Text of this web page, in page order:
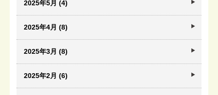
2025年5月 (4)
2025年4月 (8)
2025年3月 (8)
2025年2月 (6)